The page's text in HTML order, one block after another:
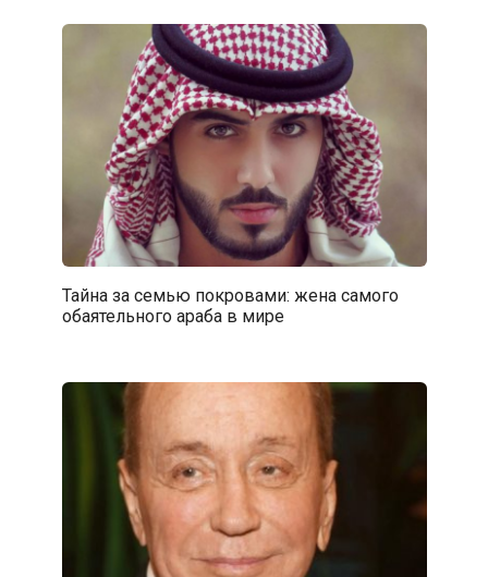
Тайна за семью покровами: жена самого
обаятельного араба в мире